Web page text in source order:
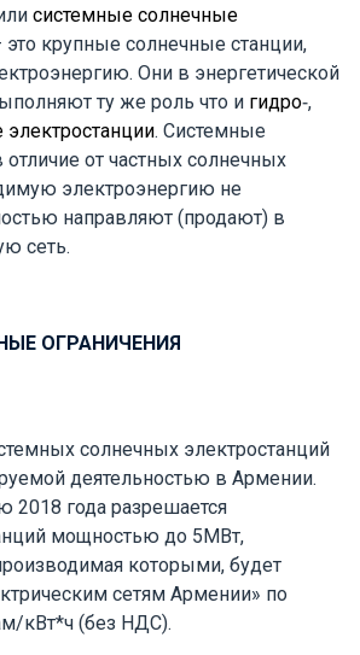
системные солнечные
это крупные солнечные станции,
Они в энергетической
ту же роль что и гидро-,
. Системные
отличие от частных солнечных
электроэнергию не
направляют (продают) в
сеть.
ОГРАНИЧЕНИЯ
солнечных электростанций
деятельностью в Армении.
2018 года разрешается
мощностью до 5МВт,
которыми, будет
сетям Армении» по
кВт*ч (без НДС).